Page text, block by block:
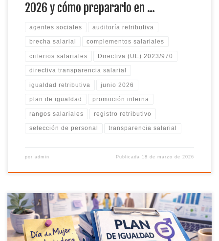
2026 y cómo prepararlo en …
agentes sociales auditoría retributiva
brecha salarial complementos salariales
criterios salariales Directiva (UE) 2023/970
directiva transparencia salarial
igualdad retributiva junio 2026
plan de igualdad promoción interna
rangos salariales registro retributivo
selección de personal transparencia salarial
por admin Publicada 18 de marzo de 2026